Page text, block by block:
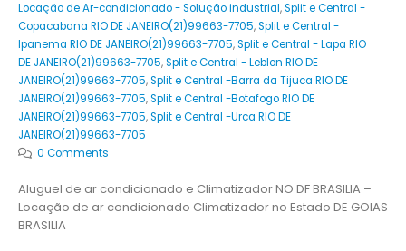
Locação de Ar-condicionado - Solução industrial,Split e Central -
Copacabana RIO DE JANEIRO(21)99663-7705,Split e Central -
Ipanema RIO DE JANEIRO(21)99663-7705,Split e Central - Lapa RIO
DE JANEIRO(21)99663-7705,Split e Central - Leblon RIO DE
JANEIRO(21)99663-7705,Split e Central -Barra da Tijuca RIO DE
JANEIRO(21)99663-7705,Split e Central -Botafogo RIO DE
JANEIRO(21)99663-7705,Split e Central -Urca RIO DE
JANEIRO(21)99663-7705
0 Comments
Aluguel de ar condicionado e Climatizador NO DF BRASILIA –
Locação de ar condicionado Climatizador no Estado DE GOIAS
BRASILIA